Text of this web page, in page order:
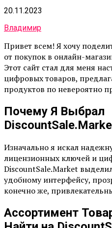
20.11.2023
Владимир
Привет всем! Я хочу
от покупок в онлайн-
Этот сайт стал для меня
цифровых товаров,
продуктов по невероятно
Почему Я Выбрал
Изначально я искал
лицензионных ключей и
DiscountSale.Market
удобному интерфейсу,
конечно же,
Ассортимент